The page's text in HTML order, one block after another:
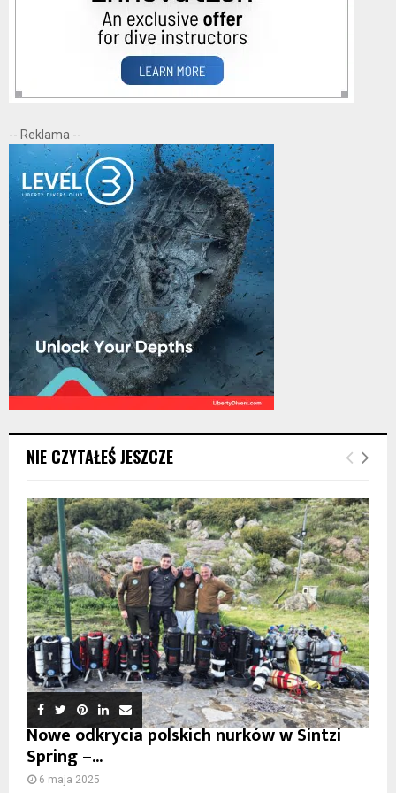
-- Reklama --
NIE CZYTAŁEŚ JESZCZE
Nowe odkrycia polskich nurków w Sintzi
Spring –...
6 maja 2025